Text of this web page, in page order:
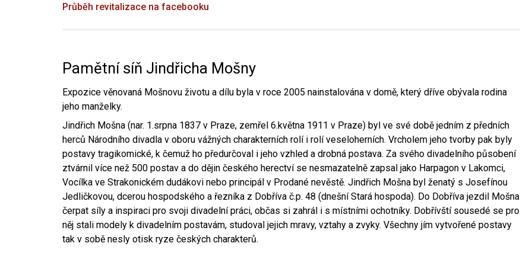
Průběh revitalizace na facebooku
Pamětní síň Jindřicha Mošny
Expozice věnovaná Mošnovu životu a dílu byla v roce 2005 nainstalována v domě, který dříve obývala rodina
jeho manželky.
Jindřich Mošna (nar. 1.srpna 1837 v Praze, zemřel 6.května 1911 v Praze) byl ve své době jedním z předních
herců Národního divadla v oboru vážných charakterních rolí i rolí veseloherních. Vrcholem jeho tvorby pak byly
postavy tragikomické, k čemuž ho předurčoval i jeho vzhled a drobná postava. Za svého divadelního působení
ztvárnil více než 500 postav a do dějin českého herectví se nesmazatelně zapsal jako Harpagon v Lakomci,
Vocílka ve Strakonickém dudákovi nebo principál v Prodané nevěstě. Jindřich Mošna byl ženatý s Josefínou
Jedličkovou, dcerou hospodského a řezníka z Dobříva č.p. 48 (dnešní Stará hospoda). Do Dobříva jezdil Mošna
čerpat síly a inspiraci pro svoji divadelní práci, občas si zahrál i s místními ochotníky. Dobřívští sousedé se pro
něj stali modely k divadelním postavám, studoval jejich mravy, vztahy a zvyky. Všechny jím vytvořené postavy
tak v sobě nesly otisk ryze českých charakterů.